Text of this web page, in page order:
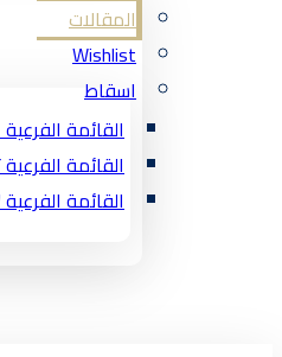
المقالات
Wishlist
اسقاط
القائمة الفرعية ١
القائمة الفرعية ٢
القائمة الفرعية ٣